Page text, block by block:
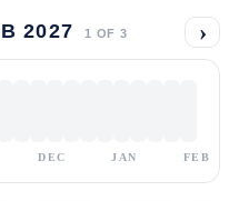
2027 1 OF 3 ›
DEC JAN FEB